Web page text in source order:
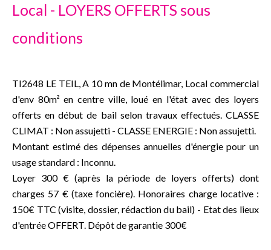
Local - LOYERS OFFERTS sous
conditions
TI2648 LE TEIL, A 10 mn de Montélimar, Local commercial
d'env 80m² en centre ville, loué en l'état avec des loyers
offerts en début de bail selon travaux effectués. CLASSE
CLIMAT : Non assujetti - CLASSE ENERGIE : Non assujetti.
Montant estimé des dépenses annuelles d'énergie pour un
usage standard : Inconnu.
Loyer 300 € (après la période de loyers offerts) dont
charges 57 € (taxe foncière). Honoraires charge locative :
150€ TTC (visite, dossier, rédaction du bail) - Etat des lieux
d'entrée OFFERT. Dépôt de garantie 300€